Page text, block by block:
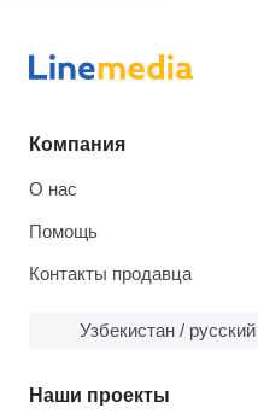
Компания
О нас
Помощь
Контакты продавца
Узбекистан / русский
Наши проекты